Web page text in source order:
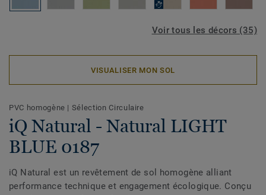
Voir tous les décors (35)
VISUALISER MON SOL
PVC homogène | Sélection Circulaire
iQ Natural - Natural LIGHT
BLUE 0187
iQ Natural est un revêtement de sol homogène alliant
performance technique et engagement écologique. Conçu